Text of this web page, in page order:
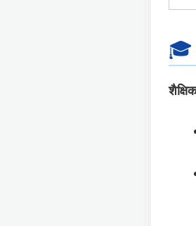
🎓